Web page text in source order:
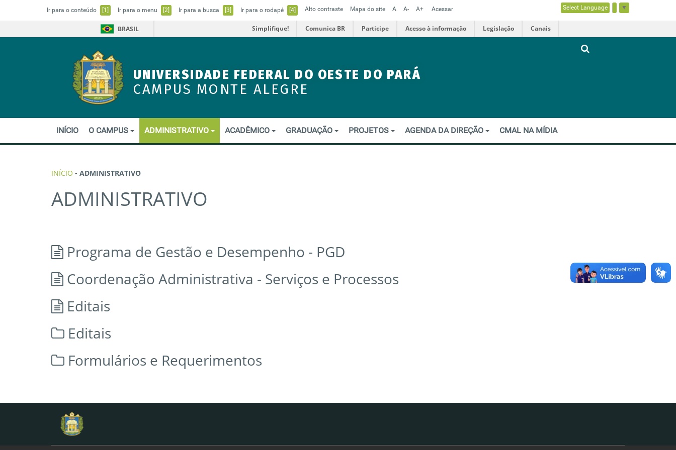
Ir para o conteúdo [1] Ir para o menu [2] Ir para a busca [3] Ir para o rodapé [4] Alto contraste Mapa do site A A- A+ Acessar Select Language ▼
BRASIL Simplifique! Comunica BR Participe Acesso à informação Legislação Canais
UNIVERSIDADE FEDERAL DO OESTE DO PARÁ
CAMPUS MONTE ALEGRE
INÍCIO O CAMPUS ADMINISTRATIVO ACADÊMICO GRADUAÇÃO PROJETOS AGENDA DA DIREÇÃO CMAL NA MÍDIA
INÍCIO - ADMINISTRATIVO
ADMINISTRATIVO
Programa de Gestão e Desempenho - PGD
Coordenação Administrativa - Serviços e Processos
Editais
Editais
Formulários e Requerimentos